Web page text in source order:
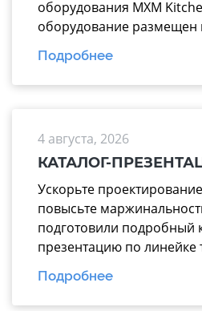
оборудования MXM
оборудование
официальном сайте
разделе «Прайс-лист».
информацию вы можете
сотрудничество.
Подробнее
4 августа, 2026
КАТАЛОГ-
Ускорьте
повысьте
подготовили подробный
презентацию по линейке
оборудования 700 серии
завода «Марихолодмаш».
поможет вашим
Подробнее